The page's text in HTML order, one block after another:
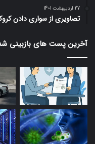
27 اردیبهشت 1401
تصاویری از سواری دادن
آخرین پست های بازبینی